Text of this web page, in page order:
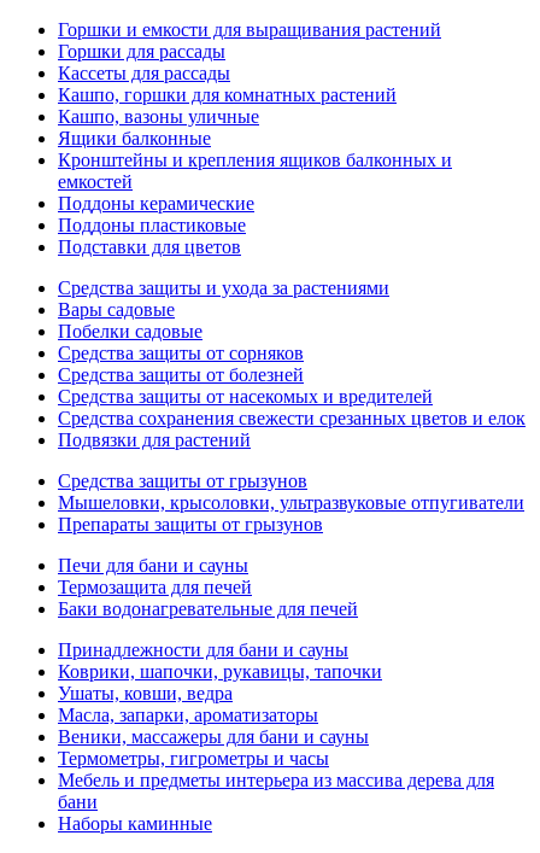
Горшки и емкости для выращивания растений
Горшки для рассады
Кассеты для рассады
Кашпо, горшки для комнатных растений
Кашпо, вазоны уличные
Ящики балконные
Кронштейны и крепления ящиков балконных и
емкостей
Поддоны керамические
Поддоны пластиковые
Подставки для цветов
Средства защиты и ухода за растениями
Вары садовые
Побелки садовые
Средства защиты от сорняков
Средства защиты от болезней
Средства защиты от насекомых и вредителей
Средства сохранения свежести срезанных цветов и елок
Подвязки для растений
Средства защиты от грызунов
Мышеловки, крысоловки, ультразвуковые отпугиватели
Препараты защиты от грызунов
Печи для бани и сауны
Термозащита для печей
Баки водонагревательные для печей
Принадлежности для бани и сауны
Коврики, шапочки, рукавицы, тапочки
Ушаты, ковши, ведра
Масла, запарки, ароматизаторы
Веники, массажеры для бани и сауны
Термометры, гигрометры и часы
Мебель и предметы интерьера из массива дерева для
бани
Наборы каминные